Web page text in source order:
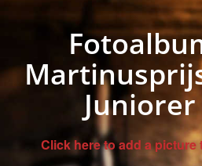
Juniorer
Click here to add a